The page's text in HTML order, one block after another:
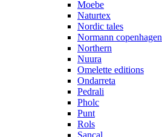
Moebe
Naturtex
Nordic tales
Normann copenhagen
Northern
Nuura
Omelette editions
Ondarreta
Pedrali
Pholc
Punt
Rols
Sancal